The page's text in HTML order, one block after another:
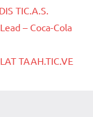
TIC.A.S.
– Coca-Cola
TAAH.TIC.VE